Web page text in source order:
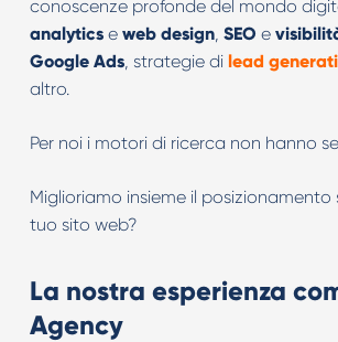
conoscenze profonde del mondo
analyticse web design, SEO e
Google Ads, strategie di lead
altro.
Per noi i motori di ricerca non hanno
Miglioriamo insieme il posizionamento
tuo sito web?
La nostra esperienza
Agency